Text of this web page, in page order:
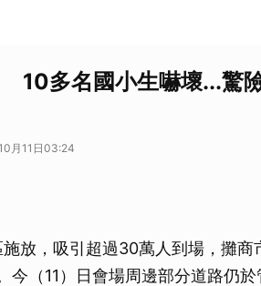
10多名國小生嚇壞...驚
月11日03:24
放，吸引超過30萬人到場，攤
今（11）日會場周邊部分道路仍